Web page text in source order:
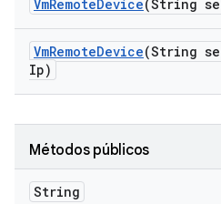
VmRemoteDevice(String
VmRemoteDevice(String
Ip)
Métodos públicos
String